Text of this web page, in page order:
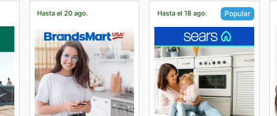
Hasta el 20 ago. Hasta el 18 ago. Popular